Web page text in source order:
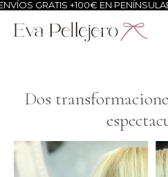
+100€ EN PENÍNSULAENVÍOS
Dos